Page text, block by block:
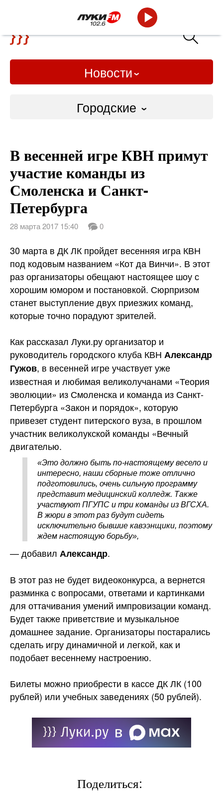
Новости
Городские
Слово Дело
Народные
В весенней игре КВН примут
участие команды из
Смоленска и Санкт-
Петербурга
28 марта 2017 15:40 0
30 марта в ДК ЛК пройдет весенняя игра КВН
под кодовым названием «Кот да Винчи». В этот
раз организаторы обещают настоящее шоу с
хорошим юмором и постановкой. Сюрпризом
станет выступление двух приезжих команд,
которые точно порадуют зрителей.
Как рассказал Луки.ру организатор и
руководитель городского клуба КВН Александр
Гужов, в весенней игре участвует уже
известная и любимая великолучанами «Теория
эволюции» из Смоленска и команда из Санкт-
Петербурга «Закон и порядок», которую
привезет студент питерского вуза, в прошлом
участник великолукской команды «Вечный
двигателью.
«Это должно быть по-настоящему весело и
интересно, наши сборные тоже отлично
подготовились, очень сильную программу
представит медицинский колледж. Также
участвуют ПГУПС и три команды из ВГСХА.
В жюри в этот раз будут сидеть
исключительно бывшие кавээнщики, поэтому
ждем настоящую борьбу»,
— добавил Александр.
В этот раз не будет видеоконкурса, а вернется
разминка с вопросами, ответами и картинками
для оттачивания умений импровизации команд.
Будет также приветствие и музыкальное
домашнее задание. Организаторы постарались
сделать игру динамичной и легкой, как и
подобает весеннему настроению.
Билеты можно приобрести в кассе ДК ЛК (100
рублей) или учебных заведениях (50 рублей).
Поделиться: